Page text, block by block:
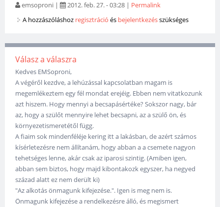
emsoproni | 2012. feb. 27. - 03:28 | Permalink
A hozzászóláshoz regisztráció és bejelentkezésszükséges
Válasz a válaszra
Kedves EMSoproni,
A végéről kezdve, a lehúzással kapcsolatban magam is
megemlékeztem egy fél mondat erejéig. Ebben nem vitatkozunk
azt hiszem. Hogy mennyi a becsapásértéke? Sokszor nagy, bár
az, hogy a szülőt mennyire lehet becsapni, az a szülő ön, és
környezetismeretétől függ.
A fiaim sok mindenféléje kering itt a lakásban, de azért számos
kísérletezésre nem állítanám, hogy abban a a csemete nagyon
tehetséges lenne, akár csak az iparosi szintig. (Amiben igen,
abban sem biztos, hogy majd kibontakozk egyszer, ha negyed
század alatt ez nem derült ki)
"Az alkotás önmagunk kifejezése.". Igen is meg nem is.
Önmagunk kifejezése a rendelkezésre álló, és megismert